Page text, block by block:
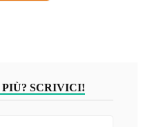
SCRIVICI!